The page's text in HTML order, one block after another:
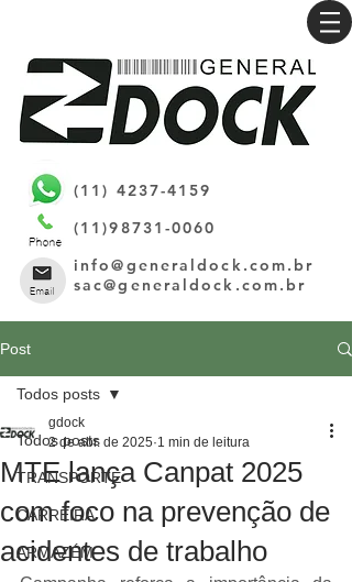
(11) 4237-4159
(11)98731-0060
info@generaldock.com.br
sac@generaldock.com.br
Post
Todos posts
TRANSPORTE
CARREIRA
ARMAZÉM
Todos posts
MTE lança Canpat 2025
com foco na prevenção de
acidentes de trabalho
gdock
2 de abr. de 2025 1 min de leitura